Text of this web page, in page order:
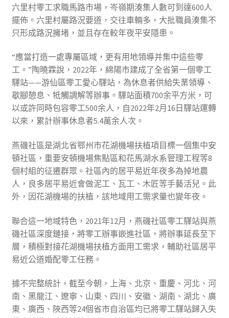
六里村零工求職馬路市場，岑嶺期湊集人數可到達600人
擺佈。六里村屬路況要道，交往車輛多，大批職員湊集不
只形成路況擁堵，並且存在較年夜平安隱患。
“應當打造一處專屬區域，更有用地領導并集中這些零
工。”陶曉霖說，2022年，綿陽市建成了全省第一個零工
驛站——游仙區零工愛心驛站，為休息者供給失業領導、
歇腳憩息、牴觸調解等辦事。驛站面積700余平方米，可
以或許同時包容零工500余人，自2022年2月16日驛站運轉
以來，累計辦事休息者5.4萬余人次。
燕磯社區是湖北省鄂州市花湖機場扶植項目標一個集中安
頓社區，重要安頓機場焦點區和花馬湖水系管理工程等8
個村組的征遷群眾。社區內的居平易近年夜多為掉地農
人，良多居平易近會做泥工、瓦工、木匠等手藝活兒。此
外，因花湖機場的扶植，該地域用工需求量也變年夜。
聯合這一地域特色，2021年12月，燕磯社區零工驛站與燕
磯社區深度鏈接，將零工辦事嵌進社區，將辦事延長至下
層，積極對接花湖機場扶植方面用工需求，輔助社區居平
易近公道婚配零工任務。
據不完整統計，截至今朝，上海、北京、重慶、河北、河
南、黑龍江、遼寧、山東、四川、安徽、湖南、湖北、廣
東、廣西、陜西等24個省市自治區均已將零工驛站歸入失